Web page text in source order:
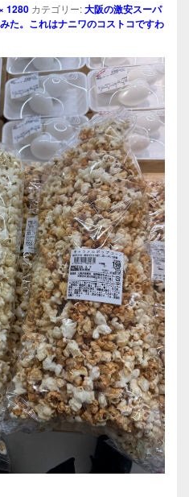
ビ
ゲ
シ
ョ
ン
1280 カテゴリー:大阪の激安スーパ
た。これはナニワのコストコですわ